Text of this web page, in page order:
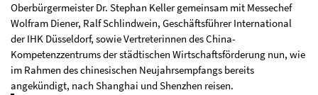
Oberbürgermeister Dr. Stephan Keller gemeinsam mit Messechef
Wolfram Diener, Ralf Schlindwein, Geschäftsführer International
der IHK Düsseldorf, sowie Vertreterinnen des China-
Kompetenzzentrums der städtischen Wirtschaftsförderung nun, wie
im Rahmen des chinesischen Neujahrsempfangs bereits
angekündigt, nach Shanghai und Shenzhen reisen.